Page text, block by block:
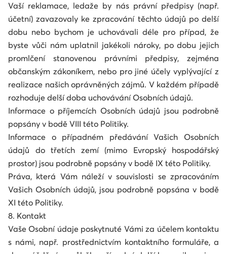
Vaší reklamace, ledaže by nás právní předpisy (např.
účetní) zavazovaly ke zpracování těchto údajů po delší
dobu nebo bychom je uchovávali déle pro případ, že
byste vůči nám uplatnil jakékoli nároky, po dobu jejich
promlčení stanovenou právními předpisy, zejména
občanským zákoníkem, nebo pro jiné účely vyplývající z
realizace našich oprávněných zájmů. V každém případě
rozhoduje delší doba uchovávání Osobních údajů.
Informace o příjemcích Osobních údajů jsou podrobně
popsány v bodě VIII této Politiky.
Informace o případném předávání Vašich Osobních
údajů do třetích zemí (mimo Evropský hospodářský
prostor) jsou podrobně popsány v bodě IX této Politiky.
Práva, která Vám náleží v souvislosti se zpracováním
Vašich Osobních údajů, jsou podrobně popsána v bodě
XI této Politiky.
8. Kontakt
Vaše Osobní údaje poskytnuté Vámi za účelem kontaktu
s námi, např. prostřednictvím kontaktního formuláře, a